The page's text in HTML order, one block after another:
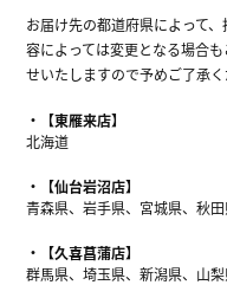
お届け先の都道府県によって
容によっては変更となる場合
せいたしますので予めご了承く
【東雁来店】
北海道
【仙台岩沼店】
青森県、岩手県、宮城県、秋
【久喜菖蒲店】
群馬県、埼玉県、新潟県、山